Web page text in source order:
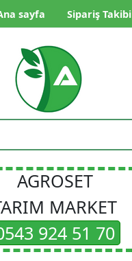
sayfa Sipariş Takibi
AGROSET
MARKET
924 51 70